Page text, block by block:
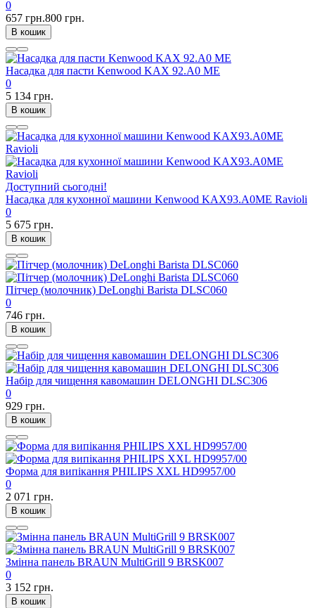
0
657 грн.800 грн.
В кошик
Насадка для пасти Kenwood KAX 92.A0 ME
0
5 134 грн.
В кошик
Доступний сьогодні!
Насадка для кухонної машини Kenwood KAX93.A0ME Ravioli
0
5 675 грн.
В кошик
Пітчер (молочник) DeLonghi Barista DLSC060
0
746 грн.
В кошик
Набір для чищення кавомашин DELONGHI DLSC306
0
929 грн.
В кошик
Форма для випікання PHILIPS XXL HD9957/00
0
2 071 грн.
В кошик
Змінна панель BRAUN MultiGrill 9 BRSK007
0
3 152 грн.
В кошик